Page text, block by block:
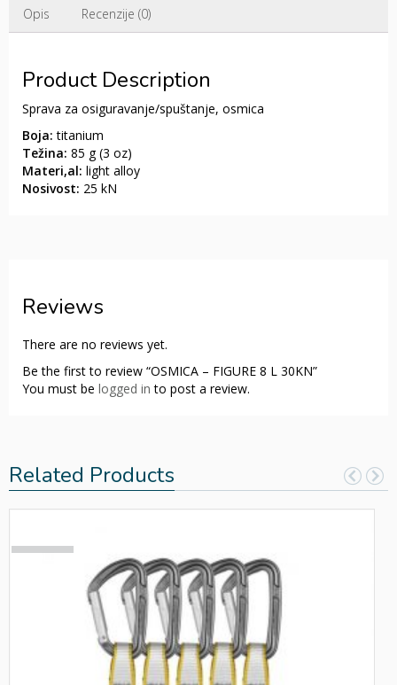
Opis Recenzije (0)
Product Description
Sprava za osiguravanje/spuštanje, osmica
Boja: titanium
Težina: 85 g (3 oz)
Materi,al: light alloy
Nosivost: 25 kN
Reviews
There are no reviews yet.
Be the first to review “OSMICA – FIGURE 8 L 30KN”
You must be logged in to post a review.
Related Products
SOLD